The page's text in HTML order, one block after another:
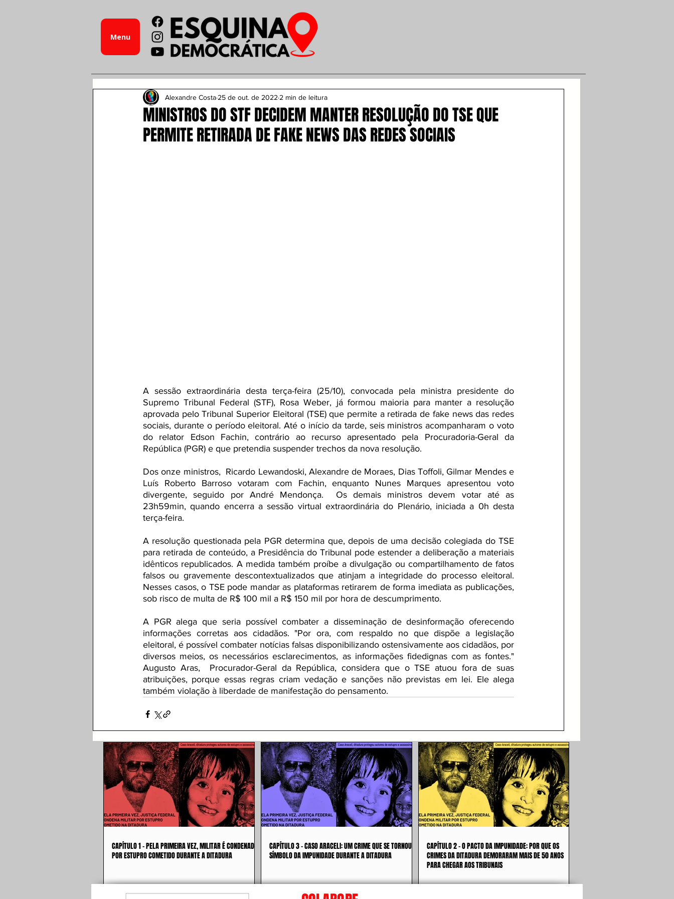
Menu
MINISTROS DO STF DECIDEM MANTER RESOLUÇÃO DO TSE QUE
PERMITE RETIRADA DE FAKE NEWS DAS REDES SOCIAIS
Alexandre Costa 25 de out. de 2022 2 min de leitura
A sessão extraordinária desta terça-feira (25/10), convocada pela ministra presidente do
Supremo Tribunal Federal (STF), Rosa Weber, já formou maioria para manter a resolução
aprovada pelo Tribunal Superior Eleitoral (TSE) que permite a retirada de fake news das redes
sociais, durante o período eleitoral. Até o início da tarde, seis ministros acompanharam o voto
do relator Edson Fachin, contrário ao recurso apresentado pela Procuradoria-Geral da
República (PGR) e que pretendia suspender trechos da nova resolução.
Dos onze ministros,  Ricardo Lewandoski, Alexandre de Moraes, Dias Toffoli, Gilmar Mendes e
Luís Roberto Barroso votaram com Fachin, enquanto Nunes Marques apresentou voto
divergente, seguido por André Mendonça.  Os demais ministros devem votar até as
23h59min, quando encerra a sessão virtual extraordinária do Plenário, iniciada a 0h desta
terça-feira.
A resolução questionada pela PGR determina que, depois de uma decisão colegiada do TSE
para retirada de conteúdo, a Presidência do Tribunal pode estender a deliberação a materiais
idênticos republicados. A medida também proíbe a divulgação ou compartilhamento de fatos
falsos ou gravemente descontextualizados que atinjam a integridade do processo eleitoral.
Nesses casos, o TSE pode mandar as plataformas retirarem de forma imediata as publicações,
sob risco de multa de R$ 100 mil a R$ 150 mil por hora de descumprimento.
A PGR alega que seria possível combater a disseminação de desinformação oferecendo
informações corretas aos cidadãos. "Por ora, com respaldo no que dispõe a legislação
eleitoral, é possível combater notícias falsas disponibilizando ostensivamente aos cidadãos, por
diversos meios, os necessários esclarecimentos, as informações fidedignas com as fontes."
Augusto Aras,  Procurador-Geral da República, considera que o TSE atuou fora de suas
atribuições, porque essas regras criam vedação e sanções não previstas em lei. Ele alega
também violação à liberdade de manifestação do pensamento.
CAPÍTULO 1 - PELA PRIMEIRA VEZ, MILITAR É CONDENADO
POR ESTUPRO COMETIDO DURANTE A DITADURA
CAPÍTULO 3 - CASO ARACELI: UM CRIME QUE SE TORNOU
SÍMBOLO DA IMPUNIDADE DURANTE A DITADURA
CAPÍTULO 2 - O PACTO DA IMPUNIDADE: POR QUE OS
CRIMES DA DITADURA DEMORARAM MAIS DE 50 ANOS
PARA CHEGAR AOS TRIBUNAIS